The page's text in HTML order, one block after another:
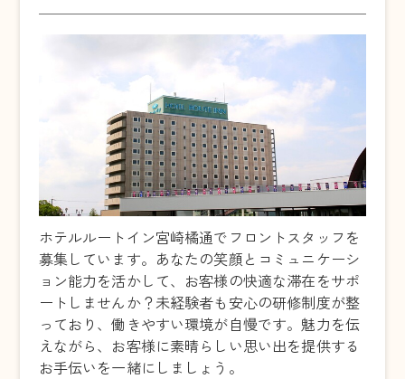
ホテルルートイン宮崎橘通でフロントスタッフを
募集しています。あなたの笑顔とコミュニケーシ
ョン能力を活かして、お客様の快適な滞在をサポ
ートしませんか？未経験者も安心の研修制度が整
っており、働きやすい環境が自慢です。魅力を伝
えながら、お客様に素晴らしい思い出を提供する
お手伝いを一緒にしましょう。